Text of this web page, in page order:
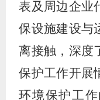
表及周边企业
保设施建设与
离接触，深度
保护工作开展
环境保护工